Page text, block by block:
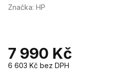
Značka: HP
7 990 Kč
6 603 Kč bez DPH
Měrná